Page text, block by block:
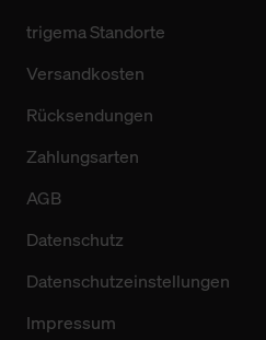
trigema Standorte
Versandkosten
Rücksendungen
Zahlungsarten
AGB
Datenschutz
Datenschutzeinstellungen
Impressum